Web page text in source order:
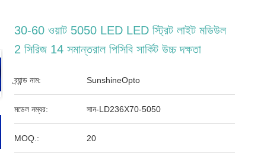
30-60 ওয়াট 5050 LED LED স্ট্রিট লাইট মডিউল
2 সিরিজ 14 সমান্তরাল পিসিবি সার্কিট উচ্চ দক্ষতা
ব্র্যান্ড নাম: SunshineOpto
মডেল নম্বর: সান-LD236X70-5050
MOQ.: 20